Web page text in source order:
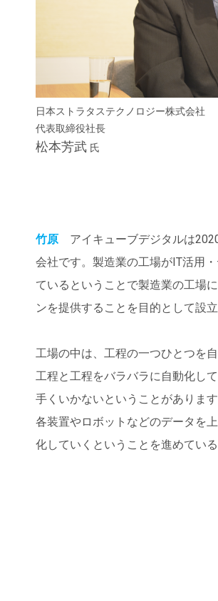
日本ストラタステクノロジー株式会社
代表取締役社長
松本芳武 氏
竹原 アイキューブデジタルは
会社です。製造業の工場がIT活用
ているということで製造業の工場
ンを提供することを目的として設立
工場の中は、工程の一つひとつを
工程と工程をバラバラに自動化し
手くいかないということがありま
各装置やロボットなどのデータを
化していくということを進めてい